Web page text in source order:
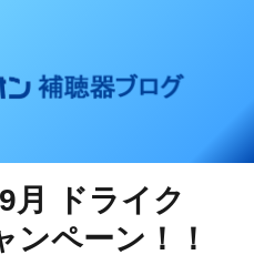
ブログ
月 ドライク
ンペーン！！